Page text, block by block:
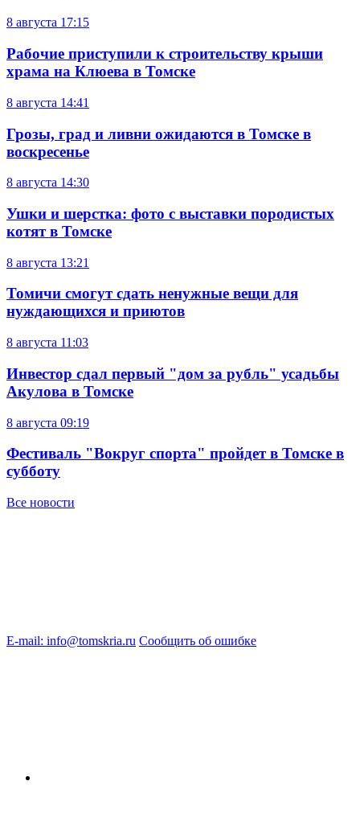
8 августа 17:15
Рабочие приступили к строительству крыши
храма на Клюева в Томске
8 августа 14:41
Грозы, град и ливни ожидаются в Томске в
воскресенье
8 августа 14:30
Ушки и шерстка: фото с выставки породистых
котят в Томске
8 августа 13:21
Томичи смогут сдать ненужные вещи для
нуждающихся и приютов
8 августа 11:03
Инвестор сдал первый "дом за рубль" усадьбы
Акулова в Томске
8 августа 09:19
Фестиваль "Вокруг спорта" пройдет в Томске в
субботу
Все новости
E-mail: info@tomskria.ru Сообщить об ошибке